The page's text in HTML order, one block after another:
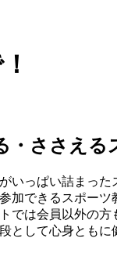
ささえる
いっぱい詰まっ
できるスポーツ
では会員以外の
として心身とも